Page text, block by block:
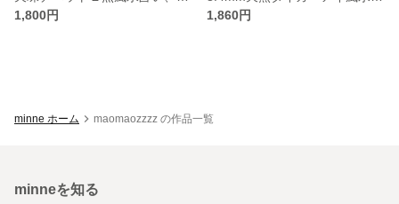
1,800円
1,860円
minne ホーム maomaozzzz の作品一覧
minneを知る